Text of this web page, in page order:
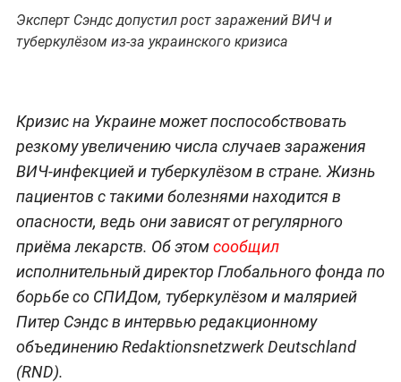
Эксперт Сэндс допустил рост заражений ВИЧ и
туберкулёзом из-за украинского кризиса
Кризис на Украине может поспособствовать
резкому увеличению числа случаев заражения
ВИЧ-инфекцией и туберкулёзом в стране. Жизнь
пациентов с такими болезнями находится в
опасности, ведь они зависят от регулярного
приёма лекарств. Об этомсообщил
исполнительный директор Глобального фонда по
борьбе со СПИДом, туберкулёзом и малярией
Питер Сэндс в интервью редакционному
объединению Redaktionsnetzwerk Deutschland
(RND).